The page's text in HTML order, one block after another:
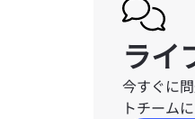
ライ
今すぐに
トチーム